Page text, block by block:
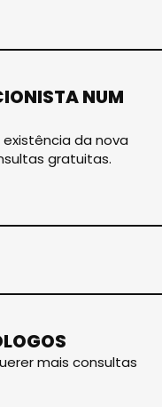
NUM
da nova
gratuitas.
mais consultas